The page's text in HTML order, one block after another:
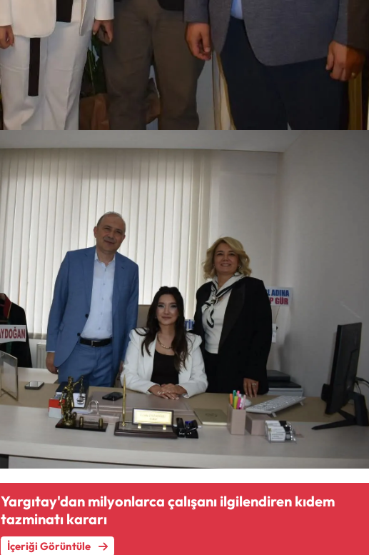
Yargıtay'dan milyonlarca çalışanı ilgilendiren kıdem
tazminatı kararı
İçeriği Görüntüle